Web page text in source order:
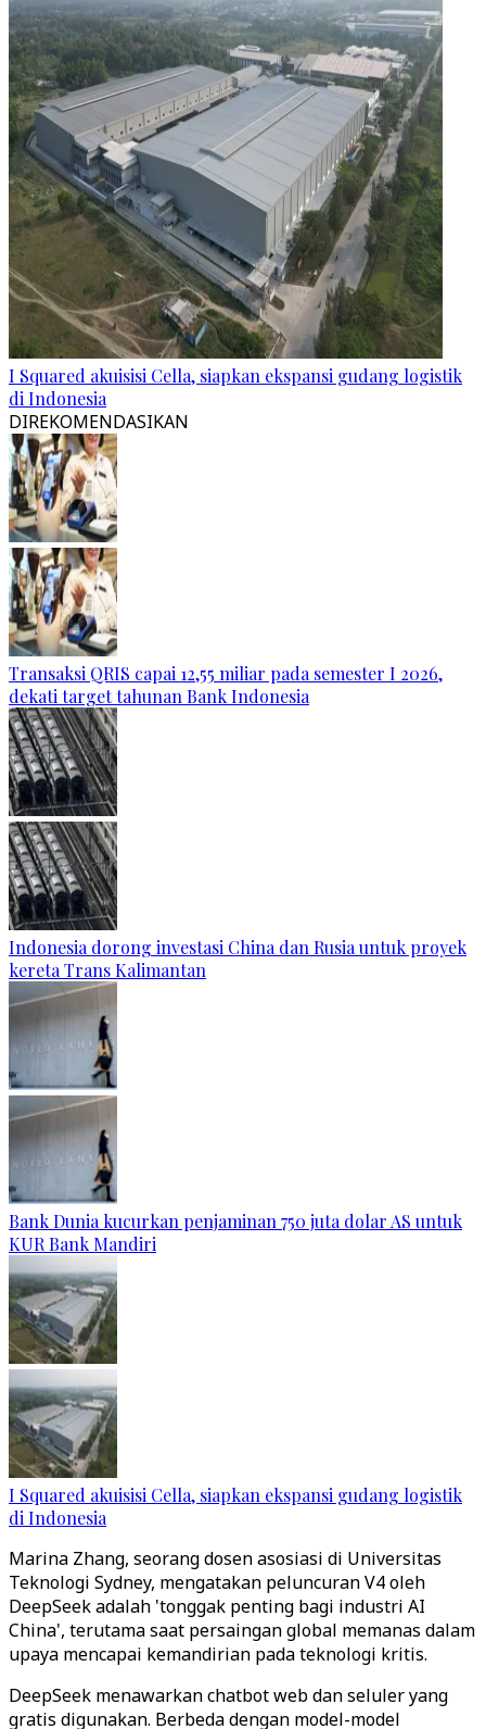
I Squared akuisisi Cella, siapkan ekspansi gudang logistik
di Indonesia
DIREKOMENDASIKAN
Transaksi QRIS capai 12,55 miliar pada semester I 2026,
dekati target tahunan Bank Indonesia
Indonesia dorong investasi China dan Rusia untuk proyek
kereta Trans Kalimantan
Bank Dunia kucurkan penjaminan 750 juta dolar AS untuk
KUR Bank Mandiri
I Squared akuisisi Cella, siapkan ekspansi gudang logistik
di Indonesia
Marina Zhang, seorang dosen asosiasi di Universitas
Teknologi Sydney, mengatakan peluncuran V4 oleh
DeepSeek adalah 'tonggak penting bagi industri AI
China', terutama saat persaingan global memanas dalam
upaya mencapai kemandirian pada teknologi kritis.
DeepSeek menawarkan chatbot web dan seluler yang
gratis digunakan. Berbeda dengan model-model